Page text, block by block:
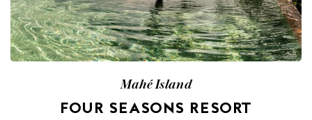
Mahé Island
FOUR SEASONS RESORT